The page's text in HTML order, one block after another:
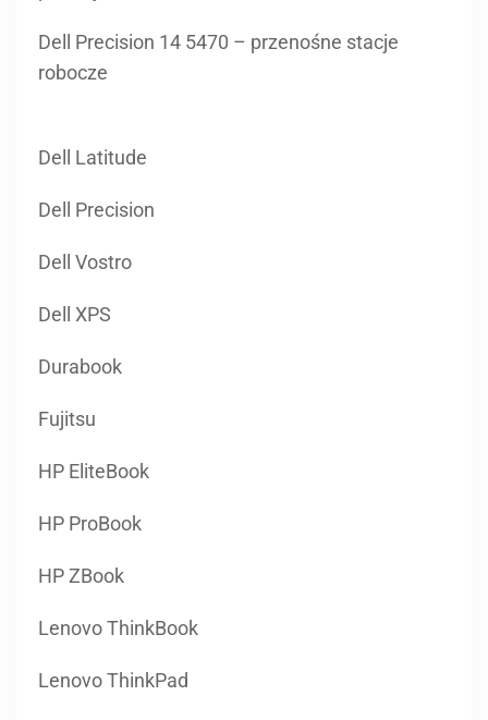
Dell Precision 14 5470 – przenośne stacje
robocze
Dell Latitude
Dell Precision
Dell Vostro
Dell XPS
Durabook
Fujitsu
HP EliteBook
HP ProBook
HP ZBook
Lenovo ThinkBook
Lenovo ThinkPad